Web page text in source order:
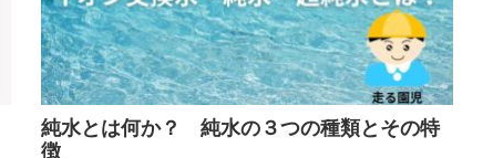
純水とは何か？ 純水の３つの種類とその特
徴